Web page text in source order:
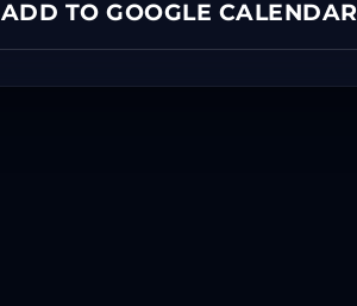
ADD TO GOOGLE CALENDAR